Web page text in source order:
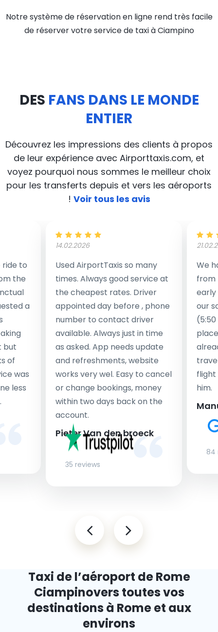
Notre système de réservation en ligne rend très facile
de réserver votre service de taxi à Ciampino
DES FANS DANS LE MONDE
ENTIER
Découvrez les impressions des clients à propos
de leur expérience avec Airporttaxis.com, et
voyez pourquoi nous sommes le meilleur choix
pour les transferts depuis et vers les aéroports
! Voir tous les avis
to
the
a
but
of
was
less
14.02.2026
Used AirportTaxis so many
times. Always good service at
the cheapest rates. Driver
appointed day before , phone
number to contact driver
available. Always just in time
as asked. App needs update
and refreshments, website
works very wel. Easy to cancel
or change bookings, money
within two days back on the
account.
Pieter Van den broeck
35 reviews
We
from
early
our
flight
him.
84
Taxi de l’aéroport de Rome
Ciampinovers toutes vos
destinations à Rome et aux
environs